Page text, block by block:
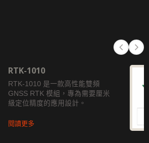
RTK-1010
RTK-1010 是一款高性能雙頻
GNSS RTK 模組，專為需要厘米
級定位精度的應用設計。
閱讀更多